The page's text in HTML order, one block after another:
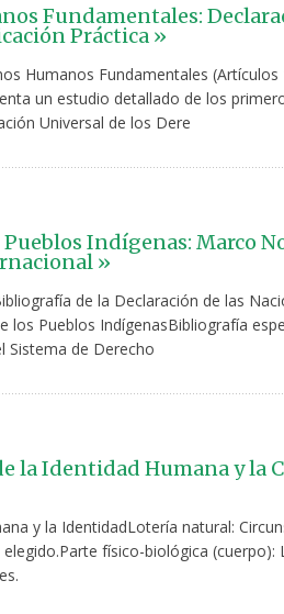
Fundamentales:
Práctica »
Humanos Fundamentales (Artículos
un estudio detallado de los
Universal de los Dere
Pueblos Indígenas: Marco
»
de la Declaración de las
los Pueblos IndígenasBibliografía
Sistema de Derecho
la Identidad Humana y la
y la IdentidadLotería natural:
físico-biológica (cuerpo):